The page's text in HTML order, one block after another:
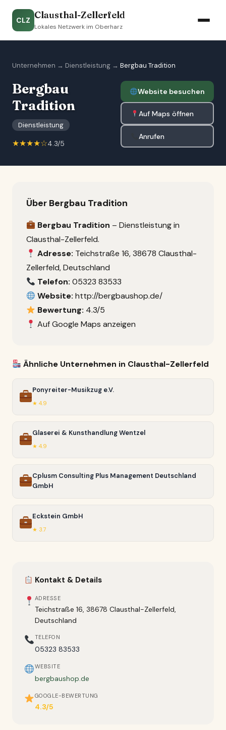
CLZ Clausthal-Zellerfeld
Lokales Netzwerk im Oberharz
Unternehmen → Dienstleistung → Bergbau Tradition
Bergbau
Tradition
Dienstleistung
★★★★☆4.3/5
Website besuchen
Auf Maps öffnen
Anrufen
Über Bergbau Tradition
Bergbau Tradition – Dienstleistung in
Clausthal-Zellerfeld.
Adresse: Teichstraße 16, 38678 Clausthal-
Zellerfeld, Deutschland
Telefon: 05323 83533
Website: http://bergbaushop.de/
Bewertung: 4.3/5
Auf Google Maps anzeigen
Ähnliche Unternehmen in Clausthal-Zellerfeld
Ponyreiter-Musikzug e.V.
★ 4.9
Glaserei & Kunsthandlung Wentzel
★ 4.9
Cplusm Consulting Plus Management Deutschland
GmbH
Eckstein GmbH
★ 3.7
Kontakt & Details
ADRESSE
Teichstraße 16, 38678 Clausthal-Zellerfeld,
Deutschland
TELEFON
05323 83533
WEBSITE
bergbaushop.de
GOOGLE-BEWERTUNG
4.3/5